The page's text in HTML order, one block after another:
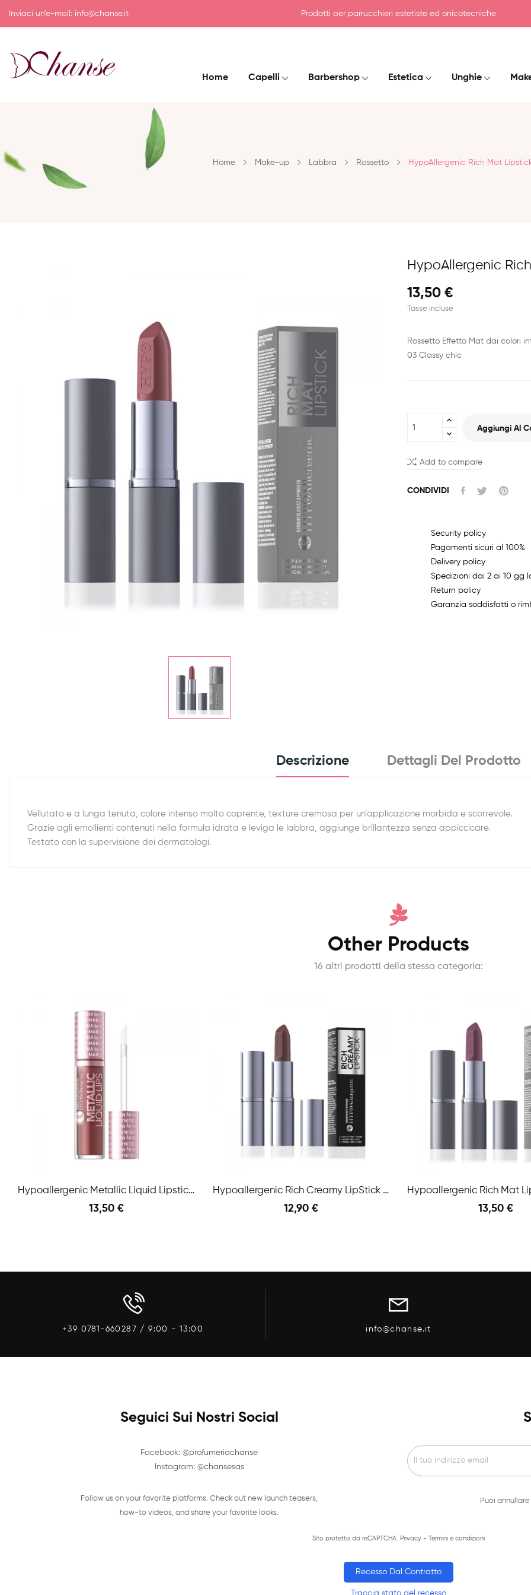
Inviaci un'e-mail: info@chanse.it Prodotti per parrucchieri estetiste ed onicotecniche
Home Capelli Barbershop Estetica Unghie
Home Make-up Labbra Rossetto HypoAllergenic Rich Mat
HypoAllergenic
13,50 €
Tasse incluse
Rossetto Effetto Mat dai colori
03 Classy chic
Aggiungi Al
Add to compare
CONDIVIDI
Security policy
Pagamenti sicuri al 100%
Delivery policy
Spedizioni dai 2 ai 10 gg
Return policy
Garanzia soddisfatti o
Descrizione Dettagli Del Prodotto
Vellutato e a lunga tenuta, colore intenso molto coprente, texture cremosa per un’applicazione morbida e scorrevole.
Grazie agli emollienti contenuti nella formula idrata e leviga le labbra, aggiunge brillantezza senza appiccicare.
Testato con la supervisione dei dermatologi.
Other Products
16 altri prodotti della stessa categoria:
Hypoallergenic Metallic Liquid Lipstick N.06...
13,50 €
Hypoallergenic Rich Creamy LipStick N.02 4,5 Gr
12,90 € 13,50 €
+39 0781-660287 / 9:00 - 13:00 info@chanse.it
Seguici Sui Nostri Social
Facebook: @profumeriachanse
Instagram: @chansesas
Follow us on your favorite platforms. Check out new launch teasers,
how-to videos, and share your favorite looks.
Puoi
Sito protetto da reCAPTCHA. Privacy- Termini e condizioni
Recesso Dal Contratto
Traccia stato del recesso